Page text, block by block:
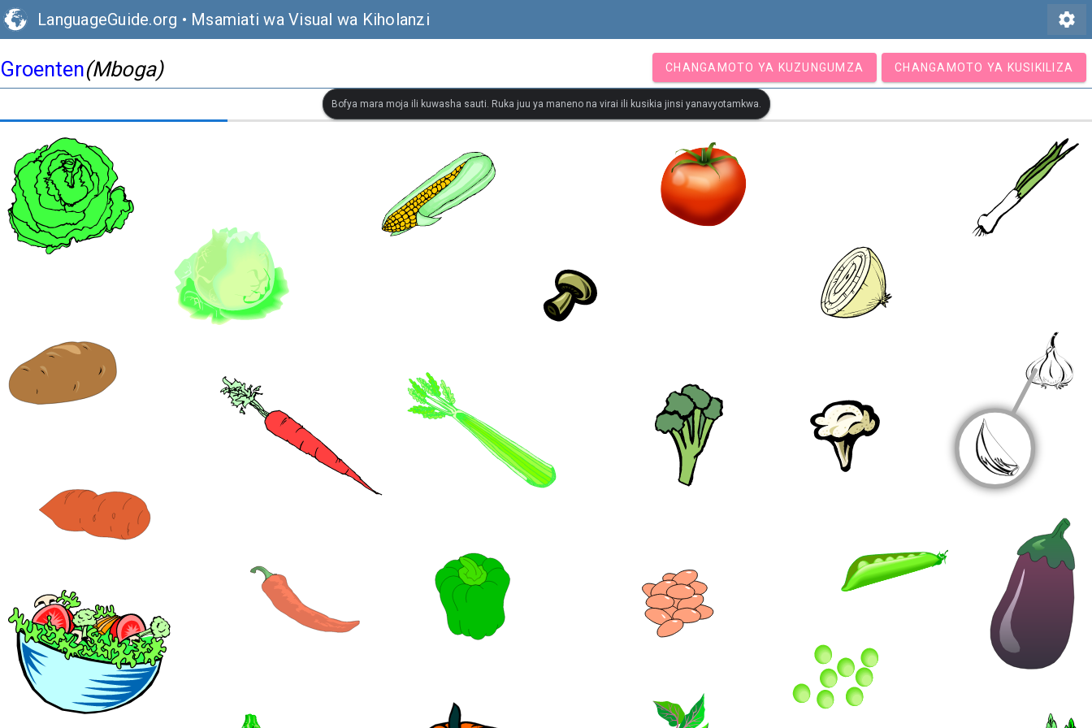
LanguageGuide.org • Msamiati wa Visual wa Kiholanzi settings
Groenten(Mboga) CHANGAMOTO YA KUZUNGUMZA CHANGAMOTO YA KUSIKILIZA
Bofya mara moja ili kuwasha sauti. Ruka juu ya maneno na virai ili kusikia jinsi yanavyotamkwa.